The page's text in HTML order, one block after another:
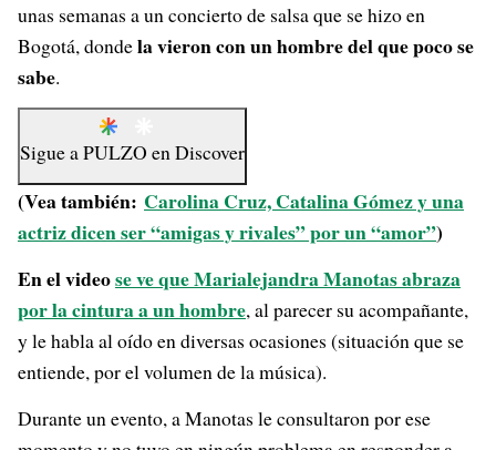
unas semanas a un concierto de salsa que se hizo en
Bogotá, dondela vieron con un hombre del que poco se
sabe.
Sigue aPULZO enDiscover
(Vea también: Carolina Cruz, Catalina Gómez y una
actriz dicen ser “amigas y rivales” por un “amor”)
En el videose ve que Marialejandra Manotas abraza
por la cintura a un hombre, al parecer su acompañante,
y le habla al oído en diversas ocasiones (situación que se
entiende, por el volumen de la música).
Durante un evento, a Manotas le consultaron por ese